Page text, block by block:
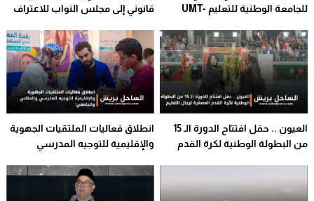
للجامعة الوطنية للتعليم -UMT
قانوني إلى مجلس النواب للاعتراف
الجنوبية
العيون .. حفل افتتاح الدورة الـ 15
من البطولة الوطنية لكرة القدم
انطلاق فعاليات الملتقيات الجهوية
والإقليمية للتوجيه المدرسي